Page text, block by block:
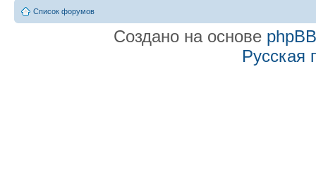
Список форумов
Создано на основе phpBB
Русская